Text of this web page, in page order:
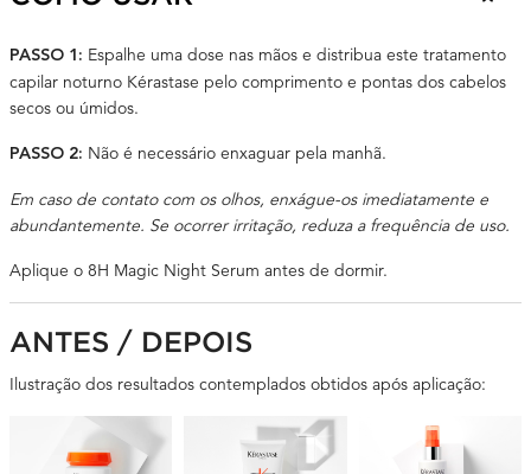
PASSO 1: Espalhe uma dose nas mãos e distribua este tratamento
capilar noturno Kérastase pelo comprimento e pontas dos cabelos
secos ou úmidos.
PASSO 2: Não é necessário enxaguar pela manhã.
Em caso de contato com os olhos, enxágue-os imediatamente e
abundantemente. Se ocorrer irritação, reduza a frequência de uso.
Aplique o 8H Magic Night Serum antes de dormir.
B/A PRODUCT CAROUSEL
ANTES / DEPOIS
Ilustração dos resultados contemplados obtidos após aplicação: